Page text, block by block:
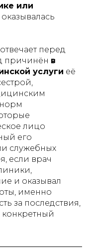
или
оказывалась
перед
причинён в
услуги её
лицо
его
служебных
если врач
и оказывал
именно
за последствия,